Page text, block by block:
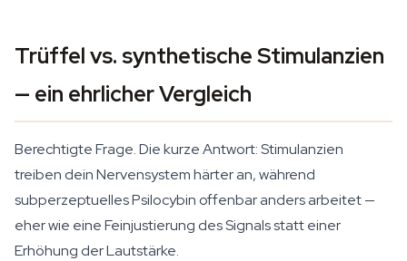
Trüffel vs. synthetische Stimulanzien
— ein ehrlicher Vergleich
Berechtigte Frage. Die kurze Antwort: Stimulanzien
treiben dein Nervensystem härter an, während
subperzeptuelles Psilocybin offenbar anders arbeitet —
eher wie eine Feinjustierung des Signals statt einer
Erhöhung der Lautstärke.